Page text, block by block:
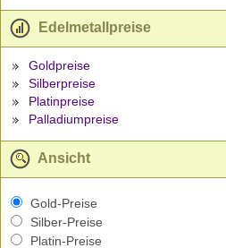
Edelmetallpreise
Goldpreise
Silberpreise
Platinpreise
Palladiumpreise
Ansicht
Gold-Preise
Silber-Preise
Platin-Preise